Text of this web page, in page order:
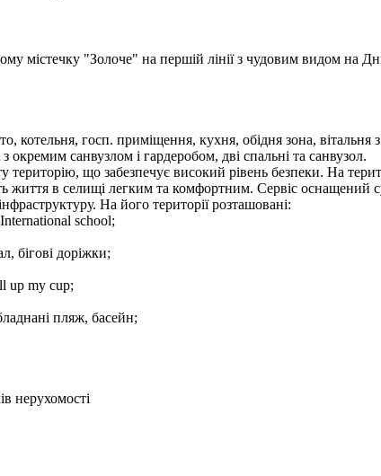
містечку "Золоче" на першій лінії з чудовим видом на
котельня, госп. приміщення, кухня, обідня зона, вітальня
окремим санвузлом і гардеробом, дві спальні та санвузол.
що забезпечує високий рівень безпеки. На
життя в селищі легким та комфортним. Сервіс оснащений
На його території розташовані:
school;
бігові доріжки;
up my cup;
пляж, басейн;
нерухомості